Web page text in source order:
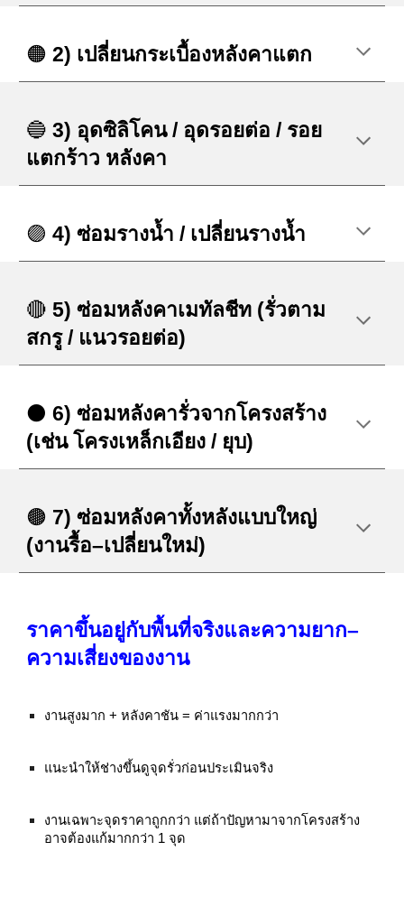
🟠2) เปลี่ยนกระเบื้องหลังคาแตก
🔵3) อุดซิลิโคน / อุดรอยต่อ / รอย
แตกร้าว หลังคา
🟣4) ซ่อมรางน้ำ / เปลี่ยนรางน้ำ
🔴5) ซ่อมหลังคาเมทัลชีท (รั่วตาม
สกรู / แนวรอยต่อ)
⚫6) ซ่อมหลังคารั่วจากโครงสร้าง
(เช่น โครงเหล็กเอียง / ยุบ)
🟤 7) ซ่อมหลังคาทั้งหลังแบบใหญ่
(งานรื้อ–เปลี่ยนใหม่)
ราคาขึ้นอยู่กับพื้นที่จริงและความยาก–
ความเสี่ยงของงาน
งานสูงมาก + หลังคาชัน = ค่าแรงมากกว่า
แนะนำให้ช่างขึ้นดูจุดรั่วก่อนประเมินจริง
งานเฉพาะจุดราคาถูกกว่า แต่ถ้าปัญหามาจากโครงสร้าง
อาจต้องแก้มากกว่า 1 จุด